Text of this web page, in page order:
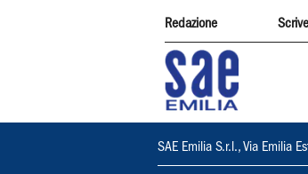
Redazione
SAE Emilia S.r.l., Via Emilia